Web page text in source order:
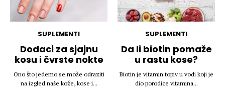
SUPLEMENTI
Dodaci za sjajnu
kosu i čvrste nokte
Ono što jedemo se može odraziti
na izgled naše kože, kose i...
SUPLEMENTI
Da li biotin pomaže
u rastu kose?
Biotin je vitamin topiv u vodi koji je
dio porodice vitamina...